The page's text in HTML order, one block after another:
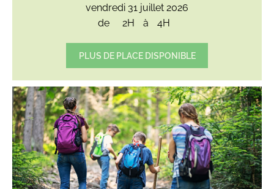
vendredi 31 juillet 2026
de
2H à 4H
PLUS DE PLACE DISPONIBLE